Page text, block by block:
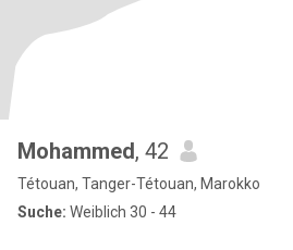
Mohammed, 42
Tétouan, Tanger-Tétouan, Marokko
Suche: Weiblich 30 - 44